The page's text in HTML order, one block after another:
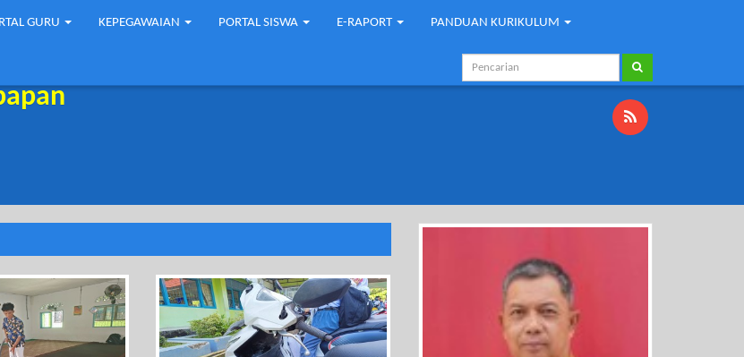
GURU KEPEGAWAIAN PORTAL SISWA E-RAPORT PANDUAN KURIKULUM